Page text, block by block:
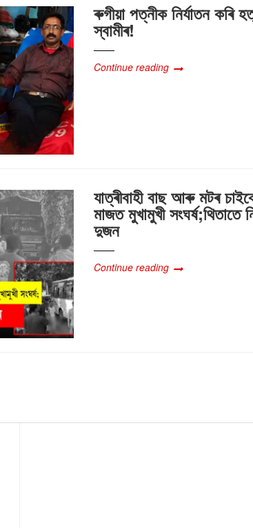
ৰুগীয়া পত্নীক নিৰ্যাতন কৰি
স্বামীৰ!
Continue reading
যাত্ৰীবাহী বাছ আৰু মটৰ
মাজত মুখামুখী সংঘৰ্ষ;থিতাতে
দুজন
Continue reading